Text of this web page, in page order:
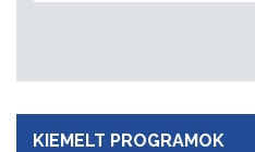
KIEMELT PROGRAMOK